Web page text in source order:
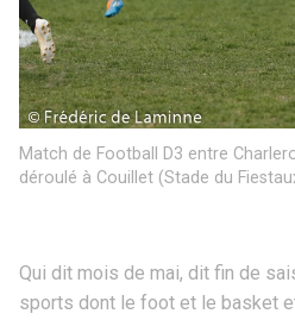
Match de Football D3 entre
déroulé à Couillet (Stade du
Qui dit mois de mai, dit fin de
sports dont le foot et le basket